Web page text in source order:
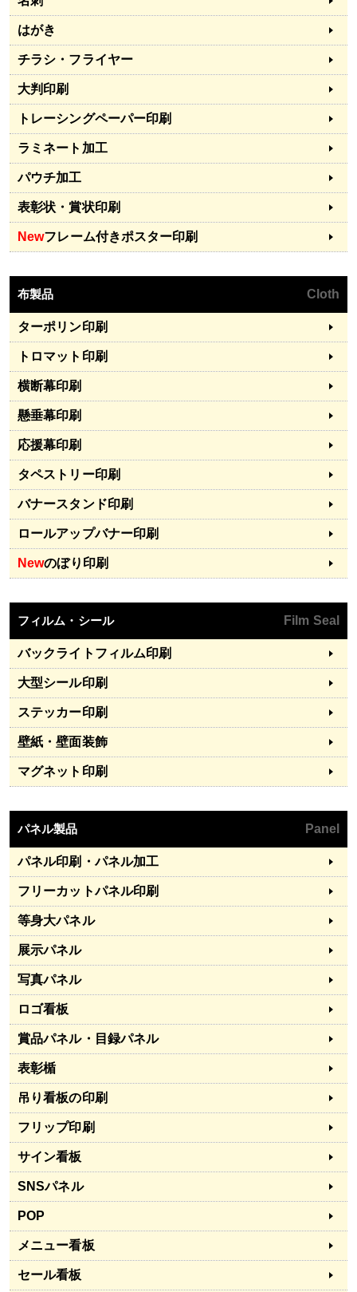
はがき
チラシ・フライヤー
大判印刷
トレーシングペーパー印刷
ラミネート加工
パウチ加工
表彰状・賞状印刷
Newフレーム付きポスター印刷
布製品 Cloth
ターポリン印刷
トロマット印刷
横断幕印刷
懸垂幕印刷
応援幕印刷
タペストリー印刷
バナースタンド印刷
ロールアップバナー印刷
Newのぼり印刷
フィルム・シール Film Seal
バックライトフィルム印刷
大型シール印刷
ステッカー印刷
壁紙・壁面装飾
マグネット印刷
パネル製品 Panel
パネル印刷・パネル加工
フリーカットパネル印刷
等身大パネル
展示パネル
写真パネル
ロゴ看板
賞品パネル・目録パネル
表彰楯
吊り看板の印刷
フリップ印刷
サイン看板
SNSパネル
POP
メニュー看板
セール看板